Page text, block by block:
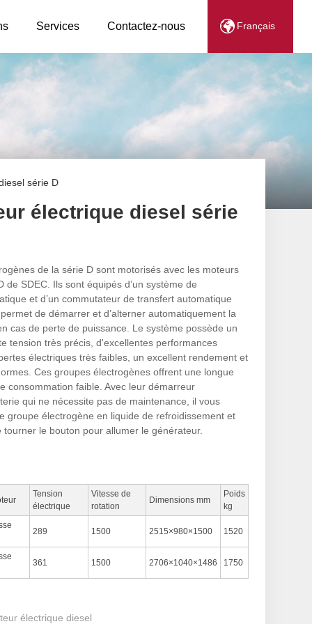
Français
Services Contactez-nous
série D
électrique diesel série
de la série D sont motorisés avec les moteurs
de SDEC. Ils sont équipés d’un système de
et d’un commutateur de transfert automatique
de démarrer et d’alterner automatiquement la
cas de perte de puissance. Le système possède un
tension très précis, d'excellentes performances
électriques très faibles, un excellent rendement et
Ces groupes électrogènes offrent une longue
consommation faible. Avec leur démarreur
qui ne nécessite pas de maintenance, il vous
groupe électrogène en liquide de refroidissement et
le bouton pour allumer le générateur.
Tension
électrique
Vitesse de
rotation
Dimensions mm
Poids
kg
289 1500 2515×980×1500 1520
361 1500 2706×1040×1486 1750
électrique diesel